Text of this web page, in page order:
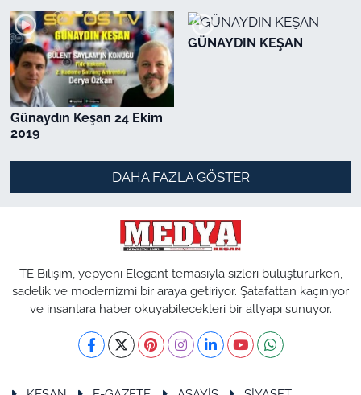
Günaydın Keşan 24 Ekim
2019
GÜNAYDIN KEŞAN
DAHA FAZLA GÖSTER
TE Bilişim, yepyeni Elegant temasıyla sizleri buluştururken,
sadelik ve modernizmi bir araya getiriyor. Şatafattan kaçınıyor
ve insanlara haber okuyabilecekleri bir altyapı sunuyor.